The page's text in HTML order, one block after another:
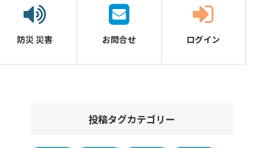
防災災害 お問合せ ログイン
投稿タグカテゴリー